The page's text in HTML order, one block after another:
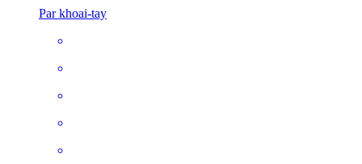
Par khoai-tay